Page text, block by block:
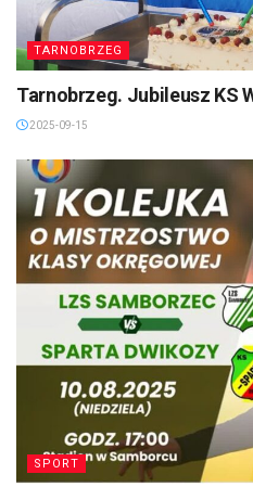
TARNOBRZEG
Tarnobrzeg. Jubileusz KS
2025-09-15
SPORT